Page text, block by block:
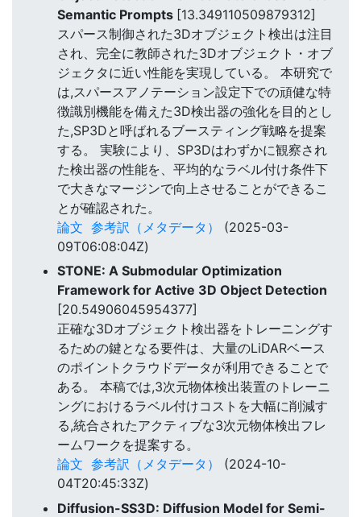
Semantic Prompts [13.349110509879312]
スパース制御された3Dオブジェクト検出は注目
され、完全に教師された3Dオブジェクト・オブ
ジェクタに近い性能を実現している。 本研究で
は,スパースアノテーション設定下での頑健な特
徴識別機能を備えた3D検出器の強化を目的とし
た,SP3Dと呼ばれるブースティング戦略を提案
する。 実験により、SP3Dはわずかに観察され
た検出器の性能を、平均的なラベル付け条件下
で大きなマージンで向上させることができるこ
とが確認された。
論文 参考訳（メタデータ）
(2025-03-
09T06:08:04Z)
STONE: A Submodular Optimization
Framework for Active 3D Object Detection
[20.54906045954377]
正確な3Dオブジェクト検出器をトレーニングす
るための鍵となる要件は、大量のLiDARベース
のポイントクラウドデータが利用できることで
ある。 本稿では,3次元物体検出装置のトレーニ
ングにおけるラベル付けコストを大幅に削減す
る,統合されたアクティブな3次元物体検出フレ
ームワークを提案する。
論文 参考訳（メタデータ）
(2024-10-
04T20:45:33Z)
Diffusion-SS3D: Diffusion Model for Semi-